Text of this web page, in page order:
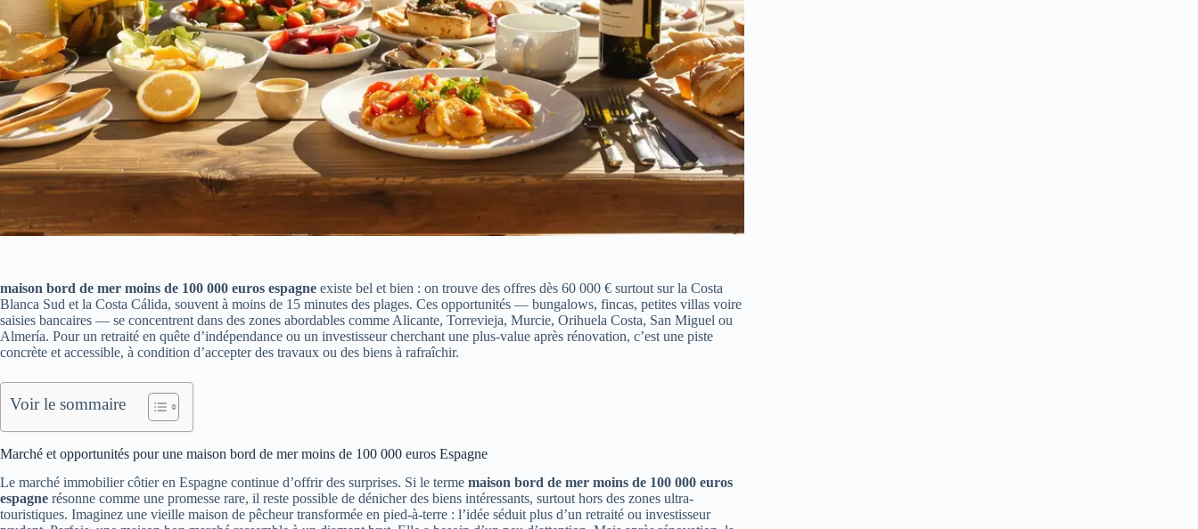
maison bord de mer moins de 100 000 euros espagne existe bel et bien : on trouve des offres dès 60 000 € surtout sur la Costa
Blanca Sud et la Costa Cálida, souvent à moins de 15 minutes des plages. Ces opportunités — bungalows, fincas, petites villas voire
saisies bancaires — se concentrent dans des zones abordables comme Alicante, Torrevieja, Murcie, Orihuela Costa, San Miguel ou
Almería. Pour un retraité en quête d’indépendance ou un investisseur cherchant une plus-value après rénovation, c’est une piste
concrète et accessible, à condition d’accepter des travaux ou des biens à rafraîchir.
Voir le sommaire
Marché et opportunités pour une maison bord de mer moins de 100 000 euros Espagne
Le marché immobilier côtier en Espagne continue d’offrir des surprises. Si le terme maison bord de mer moins de 100 000 euros
espagne résonne comme une promesse rare, il reste possible de dénicher des biens intéressants, surtout hors des zones ultra-
touristiques. Imaginez une vieille maison de pêcheur transformée en pied-à-terre : l’idée séduit plus d’un retraité ou investisseur